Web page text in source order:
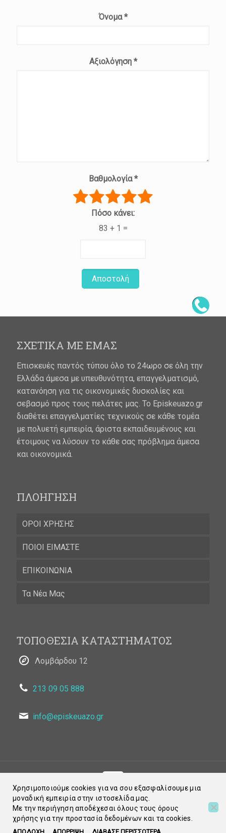
Όνομα*
Αξιολόγηση*
Βαθμολογία*
Πόσο κάνει:
83 + 1 =
Αποστολή
ΣΧΕΤΙΚΑ ΜΕ ΕΜΑΣ
Επισκευές παντός τύπου όλο το 24ωρο σε όλη την
Ελλάδα άμεσα με υπευθυνότητα, επαγγελματισμό,
κατανόηση για τις οικονομικές δυσκολίες και
σεβασμό προς τους πελάτες μας. Το Episkeuazo.gr
διαθέτει επαγγελματίες τεχνικούς σε κάθε τομέα
με πολυετή εμπειρία, άριστα εκπαιδευμένους και
έτοιμους να λύσουν το κάθε σας πρόβλημα άμεσα
και οικονομικά.
ΠΛΟΗΓΗΣΗ
ΟΡΟΙ ΧΡΗΣΗΣ
ΠΟΙΟΙ ΕΙΜΑΣΤΕ
ΕΠΙΚΟΙΝΩΝΙΑ
Τα Νέα Μας
ΤΟΠΟΘΕΣΙΑ ΚΑΤΑΣΤΗΜΑΤΟΣ
Λομβάρδου 12
213 09 05 888
info@episkeuazo.gr
© 2021 Episkeuazo.gr. All Rights Reserved
Χρησιμοποιούμε cookies για να σου εξασφαλίσουμε μια
μοναδική εμπειρία στην ιστοσελίδα μας.
Με την περιήγηση αποδέχεσαι όλους τους όρους
χρήσης για την προστασία δεδομένων και τα cookies.